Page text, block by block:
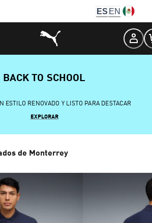
ES EN
BACK TO SCHOOL
ESTILO RENOVADO Y LISTO PARA DESTACAR
EXPLORAR
de Monterrey